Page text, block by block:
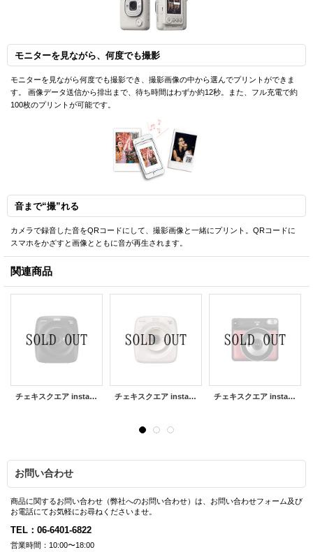
モニターを見ながら、何度でも撮影
モニターを見ながら何度でも撮影でき、撮影画像の中から選んでプリントができま
す。 画像データ送信から排出まで、待ち時間はわずか約12秒。また、フル充電で約
100枚のプリントが可能です。
音まで“撮”れる
カメラで録音した音をQRコードにして、撮影画像と一緒にプリント。QRコードに
スマホをかざすと画像とともに音が再生されます。
関連商品
チェキスクエア instax SQUARE SQ20 | マットブラック ※オンライン特典付き チェキスクエア instax SQUARE SQ20 | ベージュ ※オンライン特典付き チェキスクエア instax SQUARE SQ6 | ルビーレッド※オンライン特典付き
お問い合わせ
商品に関するお問い合わせ（弊社へのお問い合わせ）は、お問い合わせフォーム及び
お電話にてお気軽にお尋ねくださいませ。
TEL：06-6401-6822
営業時間：10:00〜18:00